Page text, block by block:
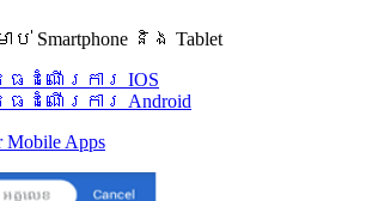
និង Tablet
ណើរការ IOS
ណើរការ Android
Mobile Apps